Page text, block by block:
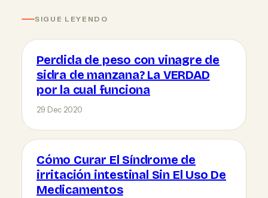
SIGUE LEYENDO
Perdida de peso con vinagre de
sidra de manzana? La VERDAD
por la cual funciona
29 Dec 2020
Cómo Curar El Síndrome de
irritación intestinal Sin El Uso De
Medicamentos